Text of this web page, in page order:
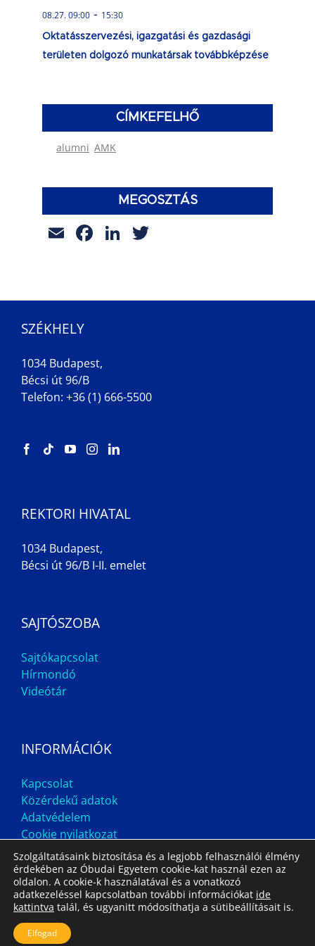
08.27. 09:00 - 15:30
Oktatásszervezési, igazgatási és gazdasági
területen dolgozó munkatársak továbbképzése
CÍMKEFELHŐ
alumni AMK
MEGOSZTÁS
EmailFacebook
LinkedIn
SZÉKHELY
1034 Budapest,
Bécsi út 96/B
Telefon: +36 (1) 666-5500
REKTORI HIVATAL
1034 Budapest,
Bécsi út 96/B I-II. emelet
SAJTÓSZOBA
Sajtókapcsolat
Hírmondó
Videótár
INFORMÁCIÓK
Kapcsolat
Közérdekű adatok
Adatvédelem
Cookie nyilatkozat
Impresszum
Szolgáltatásaink biztosítása és a legjobb felhasználói élmény
érdekében az Óbudai Egyetem cookie-kat használ ezen az
oldalon. A cookie-k használatával és a vonatkozó
adatkezeléssel kapcsolatban további információkat ide
kattintva talál, és ugyanitt módosíthatja a sütibeállításait is.
Elfogad